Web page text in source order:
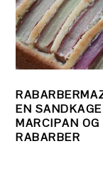
EN
MARCIPAN OG
RABARBER